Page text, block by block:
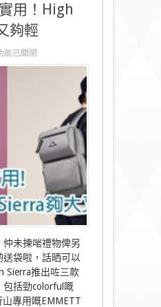
用！High
夠輕
能已關閉
未揀啱禮物俾另
袋啦，話晒可以
Sierra推出咗三款
包括勁colorful嘅
專用嘅EMMETT